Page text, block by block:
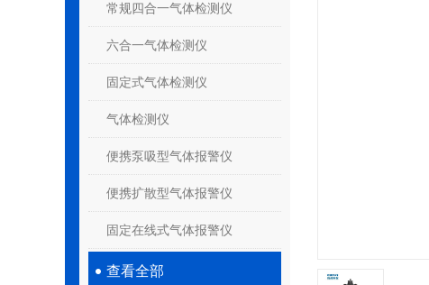
常规四合一气体检测仪
六合一气体检测仪
固定式气体检测仪
气体检测仪
便携泵吸型气体报警仪
便携扩散型气体报警仪
固定在线式气体报警仪
查看全部